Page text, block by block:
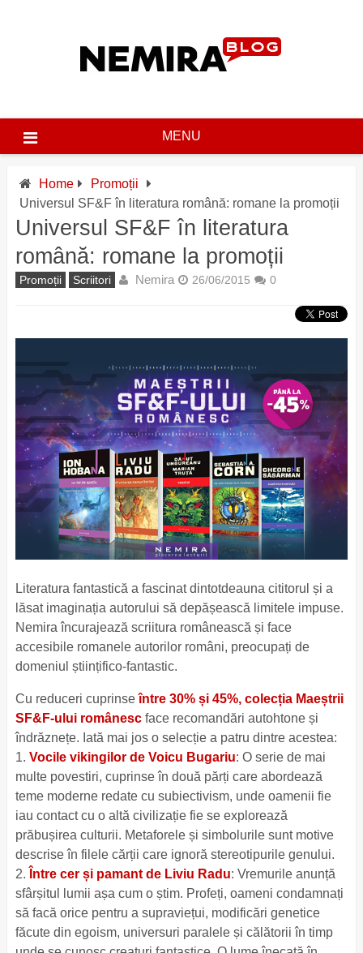
MENU
Home
Promoții
Universul SF&F în literatura română: romane la promoții
Universul SF&F în literatura
română: romane la promoții
Promoții Scriitori Nemira 26/06/2015 0
Literatura fantastică a fascinat dintotdeauna cititorul și a
lăsat imaginația autorului să depășească limitele impuse.
Nemira încurajează scriitura românească și face
accesibile romanele autorilor români, preocupați de
domeniul științifico-fantastic.
Cu reduceri cuprinseîntre 30% și 45%, colecția Maeștrii
SF&F-ului românesc face recomandări autohtone și
îndrăznețe. Iată mai jos o selecție a patru dintre acestea:
1. Vocile vikingilor de Voicu Bugariu: O serie de mai
multe povestiri, cuprinse în două părți care abordează
teme moderne redate cu subiectivism, unde oamenii fie
iau contact cu o altă civilizație fie se explorează
prăbușirea culturii. Metaforele și simbolurile sunt motive
descrise în filele cărții care ignoră stereotipurile genului.
2. Între cer și pamant de Liviu Radu: Vremurile anunță
sfârșitul lumii așa cum o știm. Profeți, oameni condamnați
să facă orice pentru a supraviețui, modificări genetice
făcute din egoism, universuri paralele și călătorii în timp